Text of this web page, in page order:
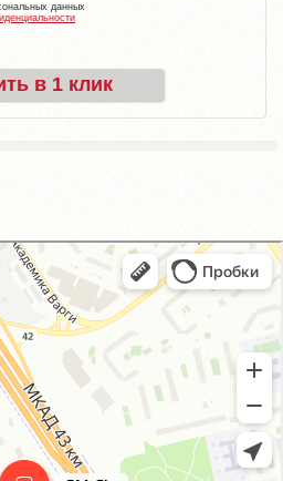
в 1 клик
данных
в Москве